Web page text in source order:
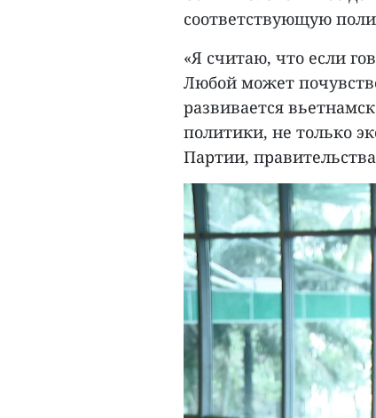
соответствующую
«Я считаю, что если
Любой может
развивается
политики, не только
Партии,